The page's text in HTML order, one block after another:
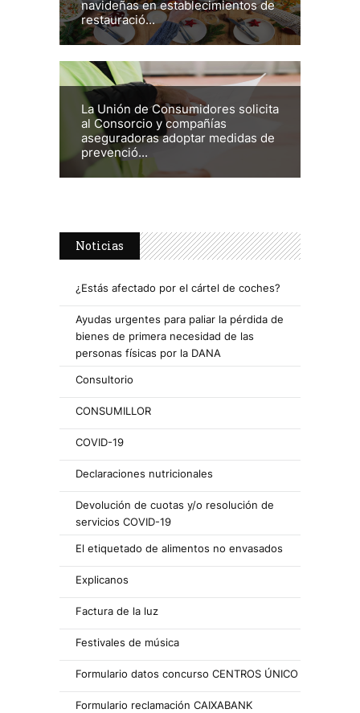
navideñas en establecimientos de
restauració...
La Unión de Consumidores solicita
al Consorcio y compañías
aseguradoras adoptar medidas de
prevenció...
Noticias
¿Estás afectado por el cártel de coches?
Ayudas urgentes para paliar la pérdida de
bienes de primera necesidad de las
personas físicas por la DANA
Consultorio
CONSUMILLOR
COVID-19
Declaraciones nutricionales
Devolución de cuotas y/o resolución de
servicios COVID-19
El etiquetado de alimentos no envasados
Explicanos
Factura de la luz
Festivales de música
Formulario datos concurso CENTROS ÚNICO
Formulario reclamación CAIXABANK